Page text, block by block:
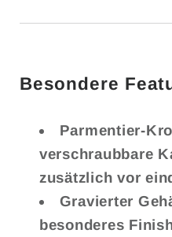
Besondere
Parmentier-
verschraubbare
zusätzlich vor
Gravierter
besonderes